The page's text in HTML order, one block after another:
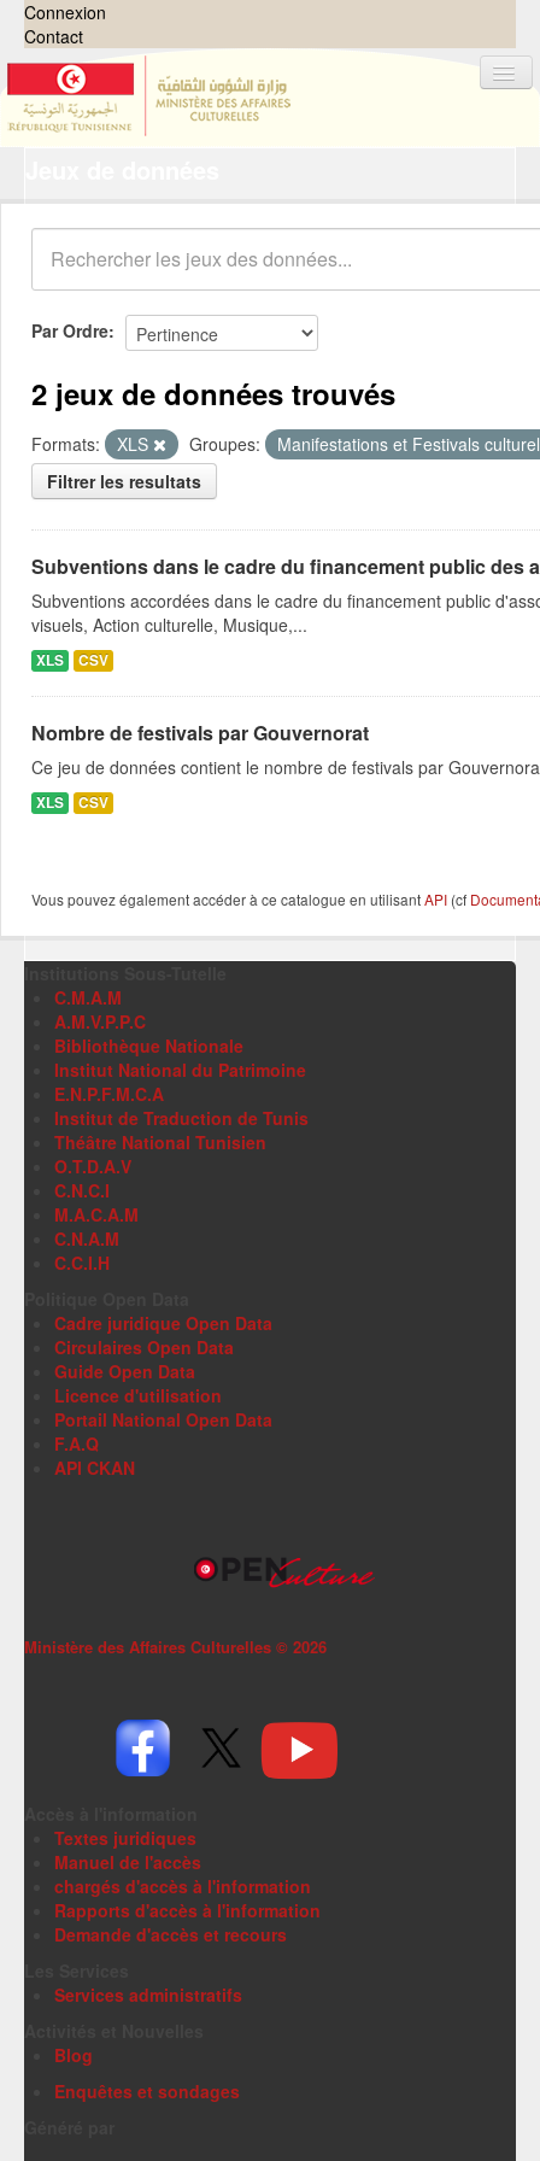
Connexion
Contact
Organisations
Groupes
Demandes 0
À propos
Par Ordre
2 jeux de données trouvés
Formats: XLS Groupes:
Manifestations et Festivals
Filtrer les resultats
Subventions dans le cadre du financement public des
Subventions accordées dans le cadre du financement public
visuels, Action culturelle, Musique,...
XLS CSV
Nombre de festivals par Gouvernorat
Ce jeu de données contient le nombre de festivals par
XLS CSV
Vous pouvez également accéder à ce catalogue en utilisantAPI (cf
C.M.A.M
A.M.V.P.P.C
Bibliothèque Nationale
Institut National du Patrimoine
E.N.P.F.M.C.A
Institut de Traduction de Tunis
Théâtre National Tunisien
O.T.D.A.V
C.N.C.I
M.A.C.A.M
C.N.A.M
C.C.I.H
Cadre juridique Open Data
Circulaires Open Data
Guide Open Data
Licence d'utilisation
Portail National Open Data
F.A.Q
API CKAN
Ministère des Affaires Culturelles © 2026
Textes juridiques
Manuel de l'accès
chargés d'accès à l'information
Rapports d'accès à l'information
Demande d'accès et recours
Services administratifs
Blog
Enquêtes et sondages